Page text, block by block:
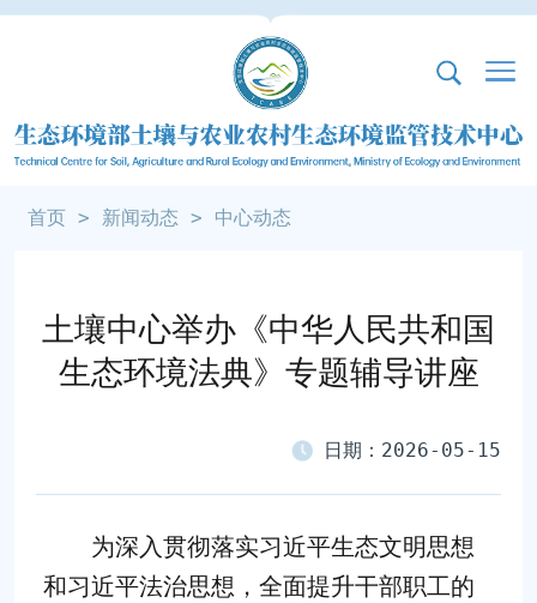
首页 > 新闻动态 > 中心动态
土壤中心举办《中华人民共和国
生态环境法典》专题辅导讲座
日期：2026-05-15
为深入贯彻落实习近平生态文明思想
和习近平法治思想，全面提升干部职工的